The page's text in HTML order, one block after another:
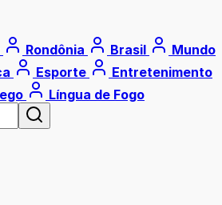
Rondônia Brasil
Mundo
Esporte
Entretenimento
Língua de Fogo